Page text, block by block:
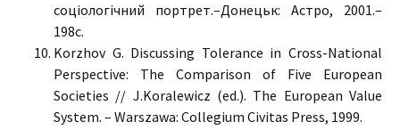
соціологічний портрет.–Донецьк: Астро, 2001.–
198с.
Korzhov G. Discussing Tolerance in Cross-National
Perspective: The Comparison of Five European
Societies // J.Koralewicz (ed.). The European Value
System. – Warszawa: Collegium Civitas Press, 1999.